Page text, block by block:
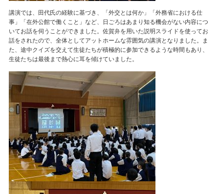
講演では、田代氏の経験に基づき、「外交とは何か」「外務省における仕
事」「在外公館で働くこと」など、日ごろはあまり知る機会がない内容につ
いてお話を伺うことができました。佐賀弁を用いた説明スライドを使ってお
話をされたので、全体としてアットホームな雰囲気の講演となりました。ま
た、途中クイズを交えて生徒たちが積極的に参加できるような時間もあり、
生徒たちは最後まで熱心に耳を傾けていました。